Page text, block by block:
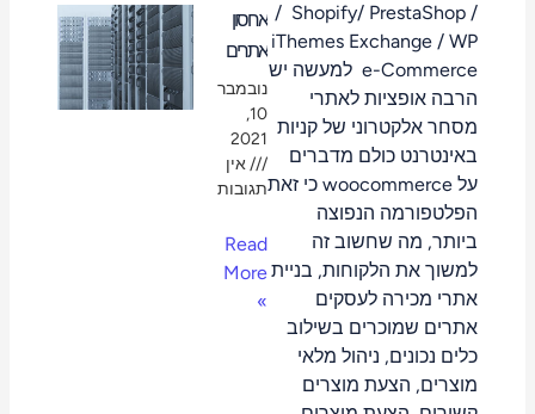
/ Shopify/ PrestaShop /
iThemes Exchange / WP
e-Commerce למעשה יש
הרבה אופציות לאתרי
מסחר אלקטרוני של קניות
באינטרנט כולם מדברים
על woocommerce כי זאת
הפלטפורמה הנפוצה
ביותר, מה שחשוב זה
למשוך את הלקוחות, בניית
אתרי מכירה לעסקים
אתרים שמוכרים בשילוב
כלים נכונים, ניהול מלאי
מוצרים, הצעת מוצרים
אחסון
אתרים
נובמבר
10,
2021
אין
תגובות
Read
More
»